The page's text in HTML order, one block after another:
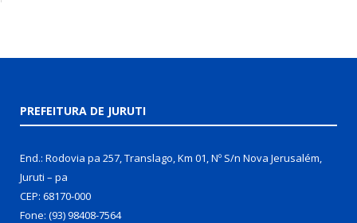
PREFEITURA DE JURUTI
End.: Rodovia pa 257, Translago, Km 01, Nº S/n Nova Jerusalém,
Juruti – pa
CEP: 68170-000
Fone: (93) 98408-7564